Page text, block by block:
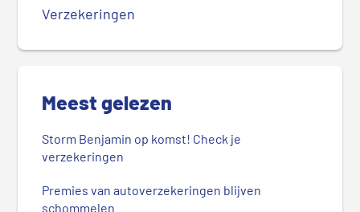
Verzekeringen
Meest gelezen
Storm Benjamin op komst! Check je
verzekeringen
Premies van autoverzekeringen blijven
schommelen